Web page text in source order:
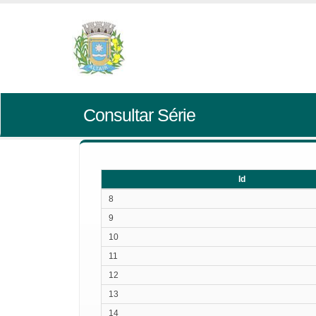
Consultar Série
Id
8
9
10
11
12
13
14